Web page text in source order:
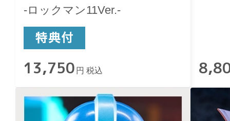
-ロックマン11Ver.-
13,750 円 税込